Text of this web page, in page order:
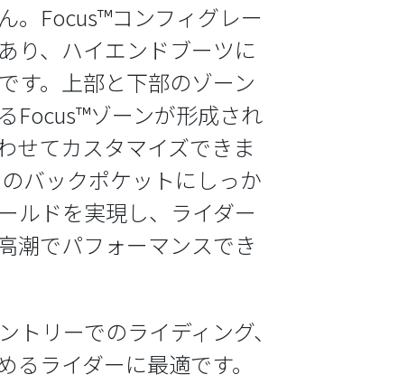
。Focus™コンフィグレー
り、ハイエンドブーツに
す。上部と下部のゾーン
Focus™ゾーンが形成され
せてカスタマイズできま
バックポケットにしっか
ルドを実現し、ライダー
潮でパフォーマンスでき
リーでのライディング、
ライダーに最適です。